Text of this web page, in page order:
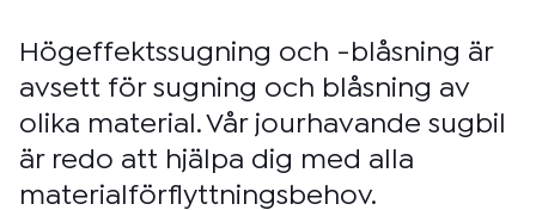
Högeffektssugning och -blåsning är
avsett för sugning och blåsning av
olika material. Vår jourhavande sugbil
är redo att hjälpa dig med alla
materialförflyttningsbehov.